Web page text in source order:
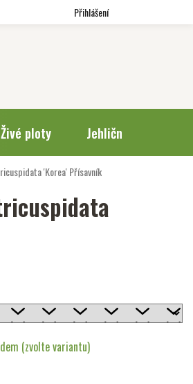
Přihlášení
Živé ploty Jehličnany
'Korea'Přísavník
(zvolte variantu)